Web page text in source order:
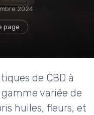
2024
page
de CBD à
variée de
huiles, fleurs, et